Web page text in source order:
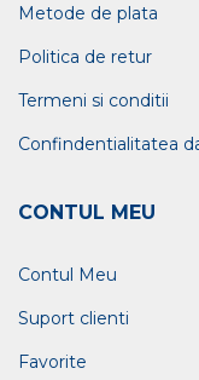
Metode de plata
Politica de retur
Termeni si conditii
Confindentialitatea
CONTUL MEU
Contul Meu
Suport clienti
Favorite